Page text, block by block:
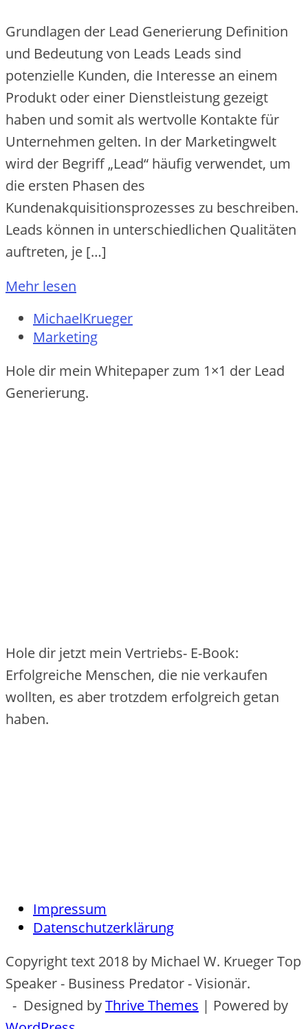
Grundlagen der Lead Generierung Definition
und Bedeutung von Leads Leads sind
potenzielle Kunden, die Interesse an einem
Produkt oder einer Dienstleistung gezeigt
haben und somit als wertvolle Kontakte für
Unternehmen gelten. In der Marketingwelt
wird der Begriff „Lead“ häufig verwendet, um
die ersten Phasen des
Kundenakquisitionsprozesses zu beschreiben.
Leads können in unterschiedlichen Qualitäten
auftreten, je […]
Mehr lesen
MichaelKrueger
Marketing
Hole dir mein Whitepaper zum 1×1 der Lead
Generierung.
Hole dir jetzt mein Vertriebs- E-Book:
Erfolgreiche Menschen, die nie verkaufen
wollten, es aber trotzdem erfolgreich getan
haben.
Impressum
Datenschutzerklärung
Copyright text 2018 by Michael W. Krueger Top
Speaker - Business Predator - Visionär.
- Designed byThrive Themes | Powered by